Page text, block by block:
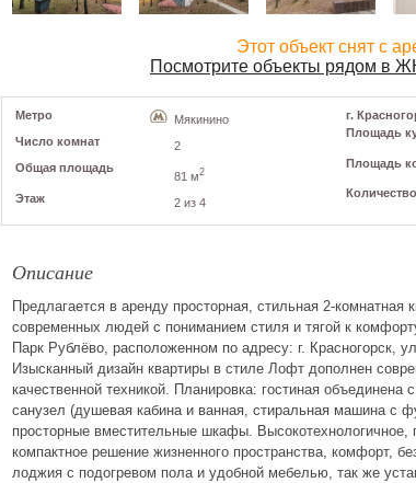
Этот объект снят с
Посмотрите объекты рядом в
Метро
Мякинино
Число комнат
2
Общая площадь
81 м2
Этаж 2 из 4
г.
Площадь
Площадь
Описание
Предлагается в аренду просторная, стильная 2-комнатная
современных людей с пониманием стиля и тягой к
Парк Рублёво, расположенном по адресу: г. Красногорск,
Изысканный дизайн квартиры в стиле Лофт дополнен
качественной техникой. Планировка: гостиная объединена
санузел (душевая кабина и ванная, стиральная машина с
просторные вместительные шкафы. Высокотехнологичное,
компактное решение жизненного пространства, комфорт,
лоджия с подогревом пола и удобной мебелью, так же